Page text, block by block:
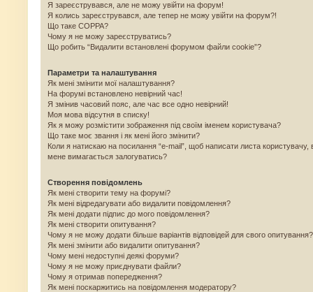
Я зареєструвався, але не можу увійти на форум!
Я колись зареєструвався, але тепер не можу увійти на форум?!
Що таке COPPA?
Чому я не можу зареєструватись?
Що робить “Видалити встановлені форумом файли cookie”?
Параметри та налаштування
Як мені змінити мої налаштування?
На форумі встановлено невірний час!
Я змінив часовий пояс, але час все одно невірний!
Моя мова відсутня в списку!
Як я можу розмістити зображення під своїм іменем користувача?
Що таке моє звання і як мені його змінити?
Коли я натискаю на посилання “e-mail”, щоб написати листа користувачу,
мене вимагається залогуватись?
Створення повідомлень
Як мені створити тему на форумі?
Як мені відредагувати або видалити повідомлення?
Як мені додати підпис до мого повідомлення?
Як мені створити опитування?
Чому я не можу додати більше варіантів відповідей для свого опитування?
Як мені змінити або видалити опитування?
Чому мені недоступні деякі форуми?
Чому я не можу приєднувати файли?
Чому я отримав попередження?
Як мені поскаржитись на повідомлення модератору?